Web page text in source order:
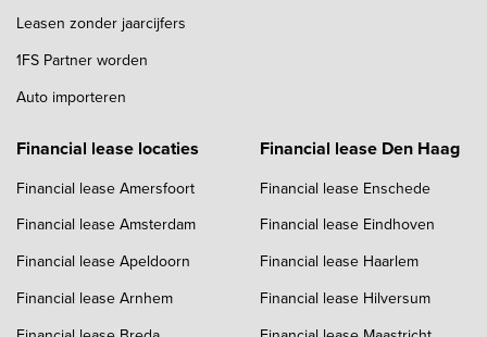
Leasen zonder jaarcijfers
1FS Partner worden
Auto importeren
Financial lease locaties
Financial lease Amersfoort
Financial lease Amsterdam
Financial lease Apeldoorn
Financial lease Arnhem
Financial lease Den Haag
Financial lease Enschede
Financial lease Eindhoven
Financial lease Haarlem
Financial lease Hilversum